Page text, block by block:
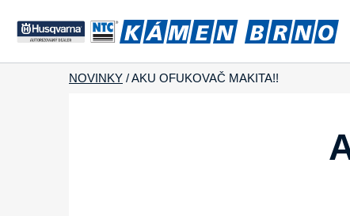
NOVINKY /AKU OFUKOVAČ MAKITA!!